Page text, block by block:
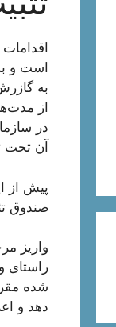
است و به
به
از
در
آن تحت
صندوق
راستای
شده
دهد و